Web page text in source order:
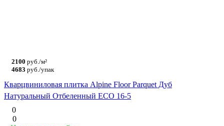
2100 руб./м²
4683 руб./упак
Кварцвиниловая плитка Alpine Floor Parquet Дуб
Натуральный Отбеленный ECO 16-5
0
0